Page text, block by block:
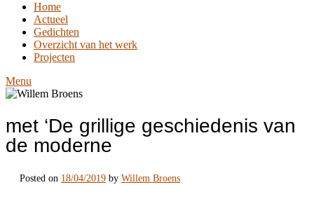
Home
Actueel
Gedichten
Overzicht van het werk
Projecten
Menu
met ‘De grillige geschiedenis van
de moderne
Posted on 18/04/2019 by Willem Broens